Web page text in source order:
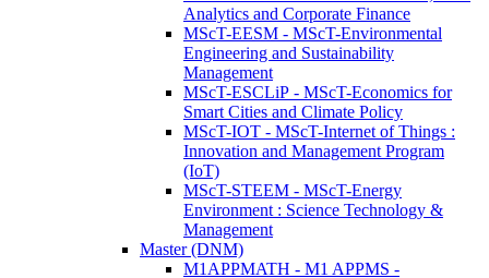
Analytics and Corporate Finance
MScT-EESM - MScT-Environmental
Engineering and Sustainability
Management
MScT-ESCLiP - MScT-Economics for
Smart Cities and Climate Policy
MScT-IOT - MScT-Internet of Things :
Innovation and Management Program
(IoT)
MScT-STEEM - MScT-Energy
Environment : Science Technology &
Management
Master (DNM)
M1APPMATH - M1 APPMS -